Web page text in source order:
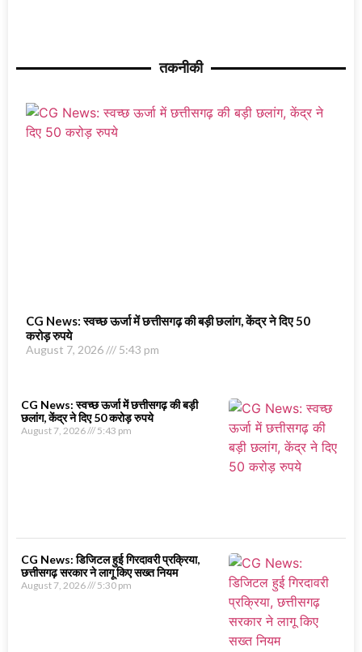
तकनीकी
CG News: स्वच्छ ऊर्जा में छत्तीसगढ़ की बड़ी छलांग, केंद्र ने दिए 50
करोड़ रुपये
August 7, 2026 5:43 pm
CG News: स्वच्छ ऊर्जा में छत्तीसगढ़ की बड़ी
छलांग, केंद्र ने दिए 50 करोड़ रुपये
August 7, 2026 5:43 pm
CG News: डिजिटल हुई गिरदावरी प्रक्रिया,
छत्तीसगढ़ सरकार ने लागू किए सख्त नियम
August 7, 2026 5:30 pm